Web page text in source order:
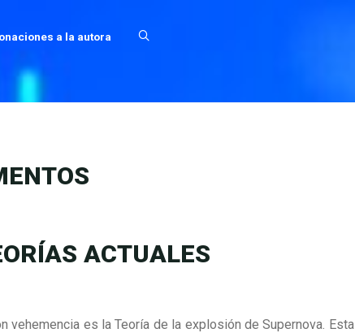
a la autora
ACTUALES
es la Teoría de la explosión de Supernova. Esta